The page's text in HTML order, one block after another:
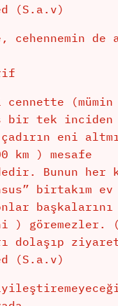
(S.a.v)
cehennemin de
cennette
bir tek
eni
km ) mesafe
Bunun her
birtakım
göremezler. (
dolaşıp
(S.a.v)